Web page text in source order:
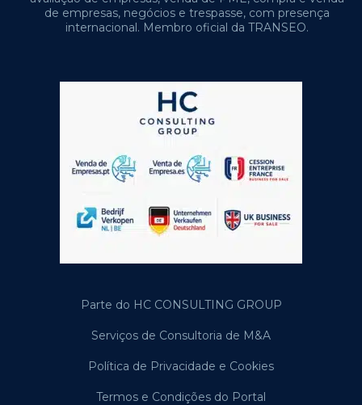
de empresas, negócios e trespasse, com presença
internacional. Membro oficial da TRANSEO.
Parte do HC CONSULTING GROUP
Serviços de Consultoria de M&A
Política de Privacidade e Cookies
Termos e Condições do Portal